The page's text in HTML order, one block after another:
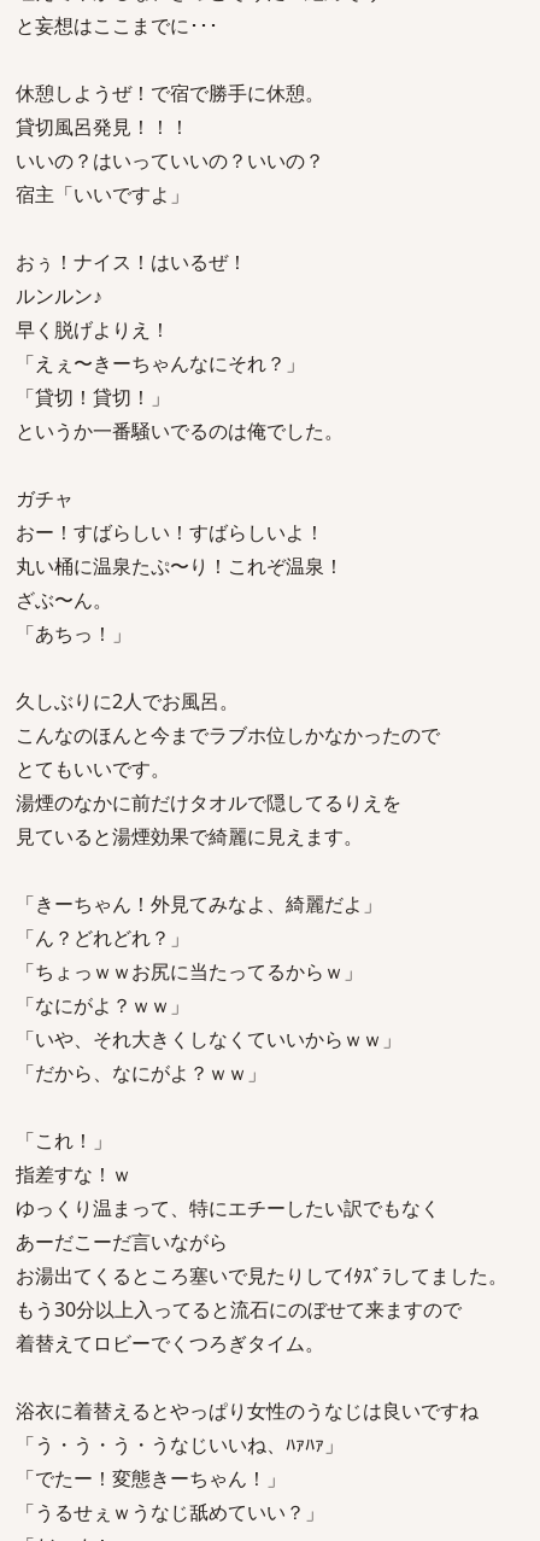
と妄想はここまでに･･･
休憩しようぜ！で宿で勝手に休憩。
貸切風呂発見！！！
いいの？はいっていいの？いいの？
宿主「いいですよ」
おぅ！ナイス！はいるぜ！
ルンルン♪
早く脱げよりえ！
「えぇ〜きーちゃんなにそれ？」
「貸切！貸切！」
というか一番騒いでるのは俺でした。
ガチャ
おー！すばらしい！すばらしいよ！
丸い桶に温泉たぷ〜り！これぞ温泉！
ざぶ〜ん。
「あちっ！」
久しぶりに2人でお風呂。
こんなのほんと今までラブホ位しかなかったので
とてもいいです。
湯煙のなかに前だけタオルで隠してるりえを
見ていると湯煙効果で綺麗に見えます。
「きーちゃん！外見てみなよ、綺麗だよ」
「ん？どれどれ？」
「ちょっｗｗお尻に当たってるからｗ」
「なにがよ？ｗｗ」
「いや、それ大きくしなくていいからｗｗ」
「だから、なにがよ？ｗｗ」
「これ！」
指差すな！ｗ
ゆっくり温まって、特にエチーしたい訳でもなく
あーだこーだ言いながら
お湯出てくるところ塞いで見たりしてｲﾀｽﾞﾗしてました。
もう30分以上入ってると流石にのぼせて来ますので
着替えてロビーでくつろぎタイム。
浴衣に着替えるとやっぱり女性のうなじは良いですね
「う・う・う・うなじいいね、ﾊｧﾊｧ」
「でたー！変態きーちゃん！」
「うるせぇｗうなじ舐めていい？」